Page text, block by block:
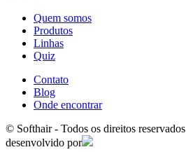
Quem somos
Produtos
Linhas
Quiz
Contato
Blog
Onde encontrar
© Softhair - Todos os direitos reservados
desenvolvido por